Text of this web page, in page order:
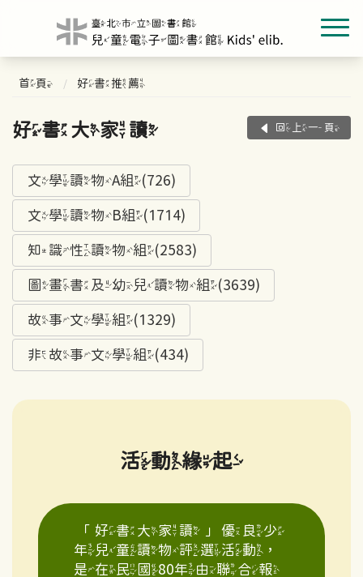
首頁 好書推薦
好書大家讀 回上一頁
文學讀物A組(726)
文學讀物B組(1714)
知識性讀物組(2583)
圖畫書及幼兒讀物組(3639)
故事文學組(1329)
非故事文學組(434)
活動緣起
「好書大家讀」優良少
年兒童讀物評選活動，
是在民國80年由聯合報